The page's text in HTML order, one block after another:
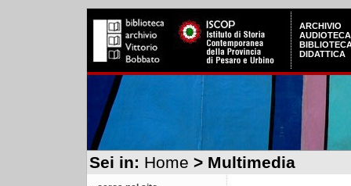
ARCHIVIO
AUDIOTECA
DIDATTICA
Sei in: Home > Multimedia